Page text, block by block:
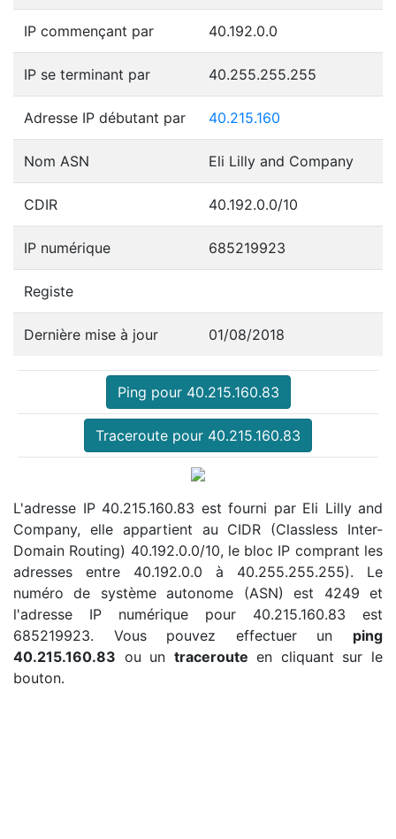
IP commençant par 40.192.0.0
IP se terminant par 40.255.255.255
Adresse IP débutant par 40.215.160
Nom ASN Eli Lilly and Company
CDIR 40.192.0.0/10
IP numérique 685219923
Registe
Dernière mise à jour 01/08/2018
Ping pour 40.215.160.83
Traceroute pour 40.215.160.83
L'adresse IP 40.215.160.83 est fourni par Eli Lilly and
Company, elle appartient au CIDR (Classless Inter-
Domain Routing) 40.192.0.0/10, le bloc IP comprant les
adresses entre 40.192.0.0 à 40.255.255.255). Le
numéro de système autonome (ASN) est 4249 et
l'adresse IP numérique pour 40.215.160.83 est
685219923. Vous pouvez effectuer un ping
40.215.160.83 ou un traceroute en cliquant sur le
bouton.